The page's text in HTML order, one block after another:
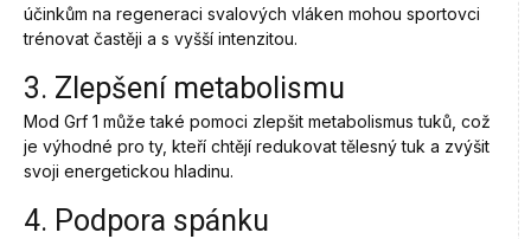
účinkům na regeneraci svalových vláken mohou sportovci
trénovat častěji a s vyšší intenzitou.
3. Zlepšení metabolismu
Mod Grf 1 může také pomoci zlepšit metabolismus tuků, což
je výhodné pro ty, kteří chtějí redukovat tělesný tuk a zvýšit
svoji energetickou hladinu.
4. Podpora spánku